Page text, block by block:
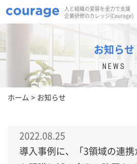
人と組織の変容を全力で支援
企業研修のカレッジ(Courage)
お知らせ
NEWS
ホーム お知らせ
2022.08.25
導入事例に、「3領域の連